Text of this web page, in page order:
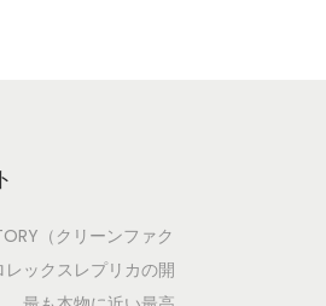
（クリーンファク
レックスレプリカの開